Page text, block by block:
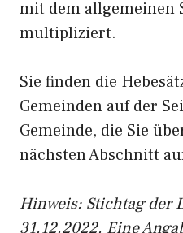
mit dem allgemeinen
multipliziert.
Sie finden die
Gemeinden auf der
Gemeinde, die Sie
nächsten Abschnitt
Hinweis: Stichtag der
31.12.2022. Eine